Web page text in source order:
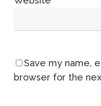
Save my name,
browser for the